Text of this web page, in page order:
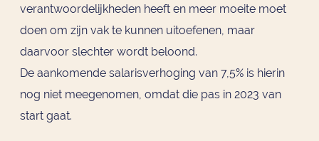
verantwoordelijkheden heeft en meer moeite moet
doen om zijn vak te kunnen uitoefenen, maar
daarvoor slechter wordt beloond.
De aankomende salarisverhoging van 7,5% is hierin
nog niet meegenomen, omdat die pas in 2023 van
start gaat.